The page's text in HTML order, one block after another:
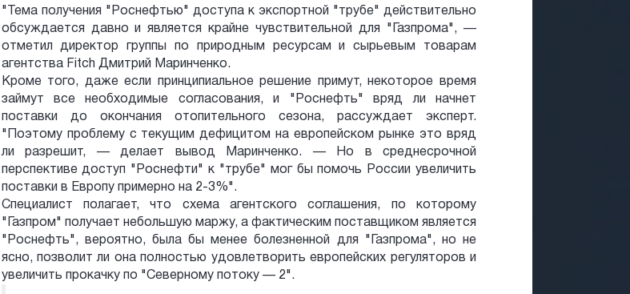
"Тема получения "Роснефтью" доступа к экспортной "трубе" действительно
обсуждается давно и является крайне чувствительной для "Газпрома", —
отметил директор группы по природным ресурсам и сырьевым товарам
агентства Fitch Дмитрий Маринченко.
Кроме того, даже если принципиальное решение примут, некоторое время
займут все необходимые согласования, и "Роснефть" вряд ли начнет
поставки до окончания отопительного сезона, рассуждает эксперт.
"Поэтому проблему с текущим дефицитом на европейском рынке это вряд
ли разрешит, — делает вывод Маринченко. — Но в среднесрочной
перспективе доступ "Роснефти" к "трубе" мог бы помочь России увеличить
поставки в Европу примерно на 2-3%".
Специалист полагает, что схема агентского соглашения, по которому
"Газпром" получает небольшую маржу, а фактическим поставщиком является
"Роснефть", вероятно, была бы менее болезненной для "Газпрома", но не
ясно, позволит ли она полностью удовлетворить европейских регуляторов и
увеличить прокачку по "Северному потоку — 2".